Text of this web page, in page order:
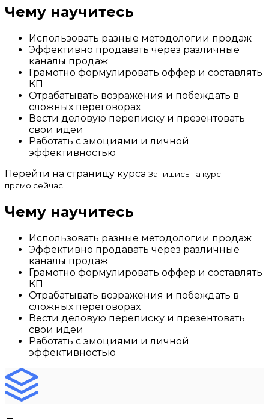
Чему научитесь
Использовать разные методологии продаж
Эффективно продавать через различные
каналы продаж
Грамотно формулировать оффер и составлять
КП
Отрабатывать возражения и побеждать в
сложных переговорах
Вести деловую переписку и презентовать
свои идеи
Работать с эмоциями и личной
эффективностью
Перейти на страницу курса Запишись на курс
прямо сейчас!
Чему научитесь
Использовать разные методологии продаж
Эффективно продавать через различные
каналы продаж
Грамотно формулировать оффер и составлять
КП
Отрабатывать возражения и побеждать в
сложных переговорах
Вести деловую переписку и презентовать
свои идеи
Работать с эмоциями и личной
эффективностью